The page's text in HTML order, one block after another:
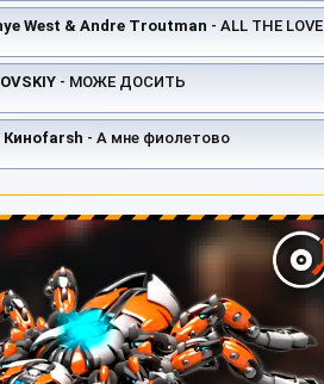
West & Andre Troutman - ALL THE LOVE
- МОЖЕ ДОСИТЬ
Киноfarsh - А мне фиолетово